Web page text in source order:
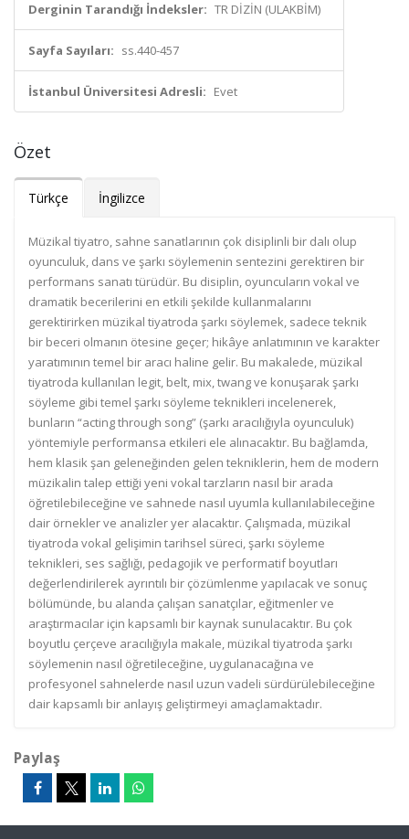
Derginin Tarandığı İndeksler: TR DİZİN (ULAKBİM)
Sayfa Sayıları: ss.440-457
İstanbul Üniversitesi Adresli: Evet
Özet
Türkçe İngilizce
Müzikal tiyatro, sahne sanatlarının çok disiplinli bir dalı olup
oyunculuk, dans ve şarkı söylemenin sentezini gerektiren bir
performans sanatı türüdür. Bu disiplin, oyuncuların vokal ve
dramatik becerilerini en etkili şekilde kullanmalarını
gerektirirken müzikal tiyatroda şarkı söylemek, sadece teknik
bir beceri olmanın ötesine geçer; hikâye anlatımının ve karakter
yaratımının temel bir aracı haline gelir. Bu makalede, müzikal
tiyatroda kullanılan legit, belt, mix, twang ve konuşarak şarkı
söyleme gibi temel şarkı söyleme teknikleri incelenerek,
bunların “acting through song” (şarkı aracılığıyla oyunculuk)
yöntemiyle performansa etkileri ele alınacaktır. Bu bağlamda,
hem klasik şan geleneğinden gelen tekniklerin, hem de modern
müzikalin talep ettiği yeni vokal tarzların nasıl bir arada
öğretilebileceğine ve sahnede nasıl uyumla kullanılabileceğine
dair örnekler ve analizler yer alacaktır. Çalışmada, müzikal
tiyatroda vokal gelişimin tarihsel süreci, şarkı söyleme
teknikleri, ses sağlığı, pedagojik ve performatif boyutları
değerlendirilerek ayrıntılı bir çözümlenme yapılacak ve sonuç
bölümünde, bu alanda çalışan sanatçılar, eğitmenler ve
araştırmacılar için kapsamlı bir kaynak sunulacaktır. Bu çok
boyutlu çerçeve aracılığıyla makale, müzikal tiyatroda şarkı
söylemenin nasıl öğretileceğine, uygulanacağına ve
profesyonel sahnelerde nasıl uzun vadeli sürdürülebileceğine
dair kapsamlı bir anlayış geliştirmeyi amaçlamaktadır.
Paylaş